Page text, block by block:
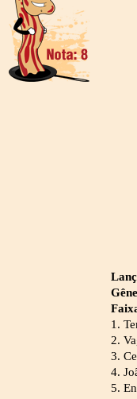
1.
2.
3.
4.
5.